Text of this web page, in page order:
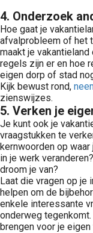
4. Onderzoek
Hoe gaat je
afvalprobleem of het
maakt je
regels zijn er en hoe
eigen dorp of stad
Kijk bewust rond,
zienswijzes.
5. Verken je
Je kunt ook je
vraagstukken te
kernwoorden op
in je werk
droom je van?
Laat die vragen op je
helpen om de
enkele interessante
onderweg
brengen voor je eigen